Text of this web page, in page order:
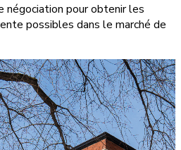
négociation pour obtenir les
possibles dans le marché de